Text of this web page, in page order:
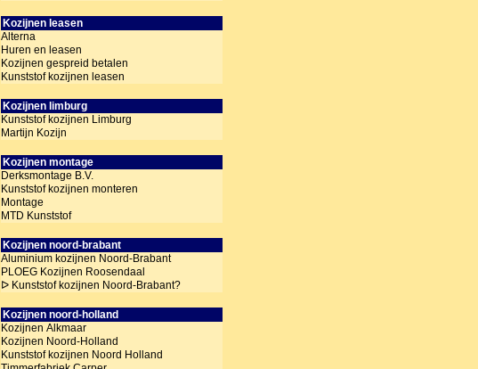
Kozijnen leasen
Alterna
Huren en leasen
Kozijnen gespreid betalen
Kunststof kozijnen leasen
Kozijnen limburg
Kunststof kozijnen Limburg
Martijn Kozijn
Kozijnen montage
Derksmontage B.V.
Kunststof kozijnen monteren
Montage
MTD Kunststof
Kozijnen noord-brabant
Aluminium kozijnen Noord-Brabant
PLOEG Kozijnen Roosendaal
ᐅ Kunststof kozijnen Noord-Brabant?
Kozijnen noord-holland
Kozijnen Alkmaar
Kozijnen Noord-Holland
Kunststof kozijnen Noord Holland